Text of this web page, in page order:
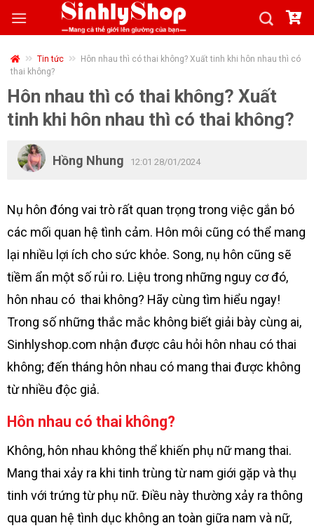
Tin tức
Hôn nhau thì có thai không? Xuất tinh khi hôn nhau thì có
thai không?
Hôn nhau thì có thai không? Xuất
tinh khi hôn nhau thì có thai không?
Hồng Nhung 12:01 28/01/2024
Nụ hôn đóng vai trò rất quan trọng trong việc gắn bó
các mối quan hệ tình cảm. Hôn môi cũng có thể mang
lại nhiều lợi ích cho sức khỏe. Song, nụ hôn cũng sẽ
tiềm ẩn một số rủi ro. Liệu trong những nguy cơ đó,
hôn nhau có thai không? Hãy cùng tìm hiểu ngay!
Trong số những thắc mắc không biết giải bày cùng ai,
Sinhlyshop.com nhận được câu hỏi hôn nhau có thai
không; đến tháng hôn nhau có mang thai được không
từ nhiều độc giả.
Hôn nhau có thai không?
Không, hôn nhau không thể khiến phụ nữ mang thai.
Mang thai xảy ra khi tinh trùng từ nam giới gặp và thụ
tinh với trứng từ phụ nữ. Điều này thường xảy ra thông
qua quan hệ tình dục không an toàn giữa nam và nữ,